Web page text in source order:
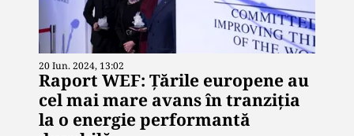
20 Iun. 2024, 13:02
Raport WEF: Țările europene au
cel mai mare avans în tranziția
la o energie performantă